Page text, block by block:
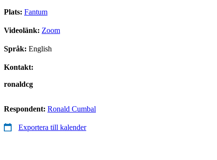
Plats: Fantum
Videolänk: Zoom
Språk: English
Kontakt:
ronaldcg
Respondent: Ronald Cumbal
Exportera till kalender